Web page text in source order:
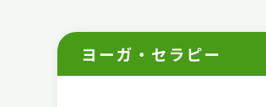
ヨーガ・セラピー